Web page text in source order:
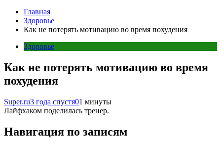
Главная
Здоровье
Как не потерять мотивацию во время похудения
Здоровье
Как не потерять мотивацию во время
похудения
Super.ru3 года спустя01 минуты
Лайфхаком поделилась тренер.
Навигация по записям